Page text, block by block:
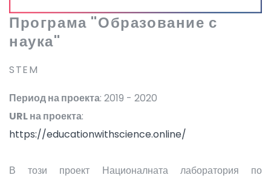
Програма "Образование с
наука"
STEM
Период на проекта: 2019 - 2020
URL на проекта:
https://educationwithscience.online/
В този проект Националната лаборатория по